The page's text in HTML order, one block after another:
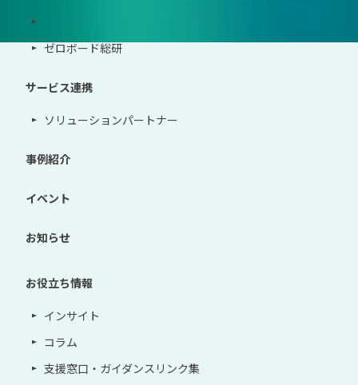
ゼロボード総研
サービス連携
ソリューションパートナー
事例紹介
イベント
お知らせ
お役立ち情報
インサイト
コラム
支援窓口・ガイダンスリンク集